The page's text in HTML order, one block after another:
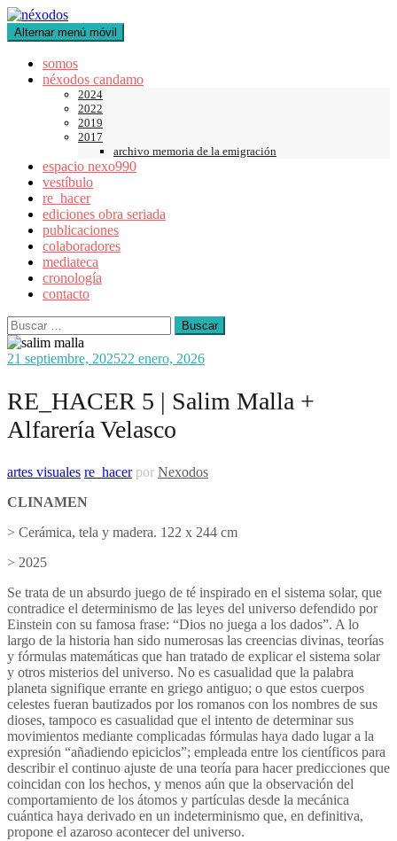
Saltar
al
contenido
Alternar menú móvil
somos
néxodos candamo
2024
2022
2019
2017
archivo memoria de la emigración
espacio nexo990
vestíbulo
re_hacer
ediciones obra seriada
publicaciones
colaboradores
mediateca
cronología
contacto
Buscar:
21 septiembre, 202522 enero, 2026
RE_HACER 5 | Salim Malla +
Alfarería Velasco
artes visuales re_hacerpor Nexodos
CLINAMEN
> Cerámica, tela y madera. 122 x 244 cm
> 2025
Se trata de un absurdo juego de té inspirado en el sistema solar, que
contradice el determinismo de las leyes del universo defendido por
Einstein con su famosa frase: “Dios no juega a los dados”. A lo
largo de la historia han sido numerosas las creencias divinas, teorías
y fórmulas matemáticas que han tratado de explicar el sistema solar
y otros misterios del universo. No es casualidad que la palabra
planeta signifique errante en griego antiguo; o que estos cuerpos
celestes fueran bautizados por los romanos con los nombres de sus
dioses, tampoco es casualidad que el intento de determinar sus
movimientos mediante complicadas fórmulas haya dado lugar a la
expresión “añadiendo epiciclos”; empleada entre los científicos para
describir el continuo ajuste de una teoría para hacer predicciones que
coincidan con los hechos, y menos aún que la observación del
comportamiento de los átomos y partículas desde la mecánica
cuántica haya derivado en un indeterminismo que, en definitiva,
propone el azaroso acontecer del universo.